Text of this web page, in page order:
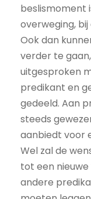
beslismoment
overweging,
Ook dan
verder te
uitgesproken
predikant en
gedeeld. Aan
steeds
aanbiedt voor
Wel zal de
tot een
andere